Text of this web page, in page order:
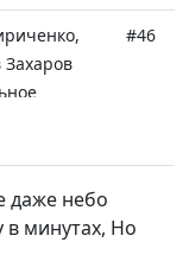
Захаров
#46
Захаров
#45
даже небо
в минутах, Но